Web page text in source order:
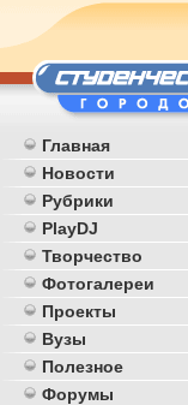
Главная
Новости
Рубрики
PlayDJ
Творчество
Фотогалереи
Проекты
Вузы
Полезное
Форумы